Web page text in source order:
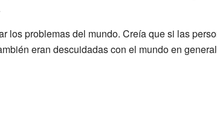
los problemas del mundo. Creía que si las
eran descuidadas con el mundo en